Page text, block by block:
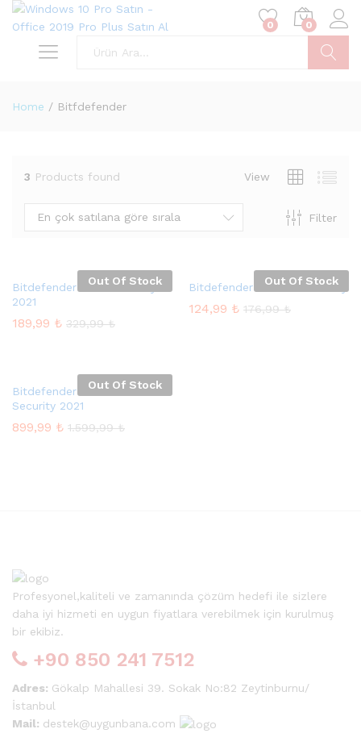
0 0
Home / Bitfdefender
3 Products found View
Filter
En çok satılana göre sırala
Out Of Stock
Bitdefender Total Security
2021
189,99 ₺ 329,99₺
Out Of Stock
Bitdefender İnternet Security
124,99 ₺ 176,99₺
Out Of Stock
Bitdefender Small Office
Security 2021
899,99 ₺ 1.599,99₺
Profesyonel,kaliteli ve zamanında çözüm hedefi ile sizlere
daha iyi hizmeti en uygun fiyatlara verebilmek için kurulmuş
bir ekibiz.
+90 850 241 7512
Adres: Gökalp Mahallesi 39. Sokak No:82 Zeytinburnu/
İstanbul
Mail: destek@uygunbana.com